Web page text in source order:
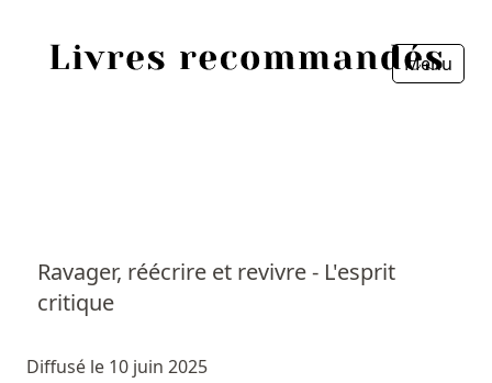
Menu
Ravager, réécrire et revivre - L'esprit
critique
Diffusé le 10 juin 2025
Personnes
Livres
Fermer